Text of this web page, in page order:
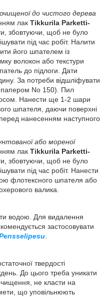
до чистого дерева
лак Tikkurila Parketti-
збовтуючи, щоб не було
під час робіт. Налити
його шпателем із
волокон або текстури
до підлоги. Дати
За потреби відшліфувати
No 150). Пил
Нанести ще 1-2 шари
шпателя, даючи поверхні
нанесенням наступного
або мореної
лак Tikkurila Parketti-
збовтуючи, щоб не було
під час робіт. Нанести
флотексного шпателя або
валика.
водою. Для видалення
застосовувати
.
твердості
До цього треба уникати
не класти на
що уповільнюють